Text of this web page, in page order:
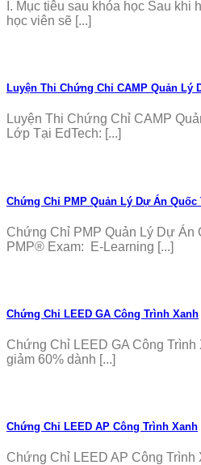
I. Mục tiêu sau khóa học Sau khi
học viên sẽ [...]
Luyện Thi Chứng Chỉ CAMP Quản Lý
Luyện Thi Chứng Chỉ CAMP
Lớp Tại EdTech: [...]
Chứng Chỉ PMP Quản Lý Dự Án Quốc
Chứng Chỉ PMP Quản Lý Dự Án
PMP® Exam: E-Learning [...]
Chứng Chỉ LEED GA Công Trình Xanh
Chứng Chỉ LEED GA Công
giảm 60% dành [...]
Chứng Chỉ LEED AP Công Trình Xanh
Chứng Chỉ LEED AP Công